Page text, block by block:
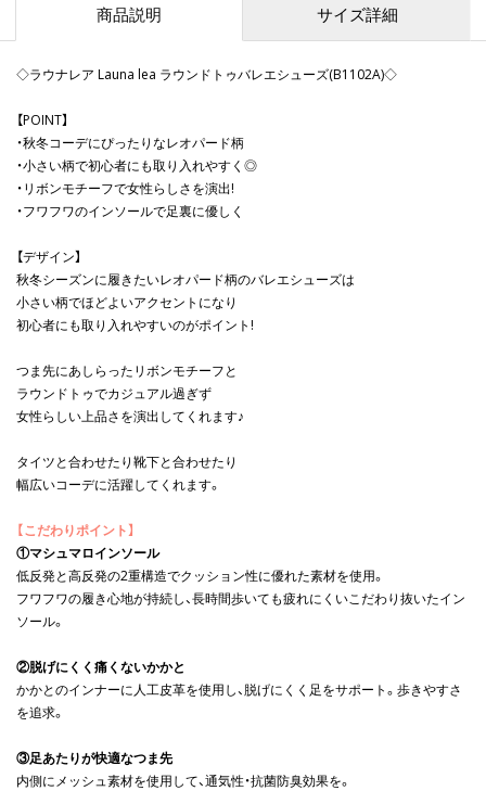
商品説明 サイズ詳細
◇ラウナレア Launa lea ラウンドトゥバレエシューズ(B1102A)◇
【POINT】
・秋冬コーデにぴったりなレオパード柄
・小さい柄で初心者にも取り入れやすく◎
・リボンモチーフで女性らしさを演出!
・フワフワのインソールで足裏に優しく
【デザイン】
秋冬シーズンに履きたいレオパード柄のバレエシューズは
小さい柄でほどよいアクセントになり
初心者にも取り入れやすいのがポイント!
つま先にあしらったリボンモチーフと
ラウンドトゥでカジュアル過ぎず
女性らしい上品さを演出してくれます♪
タイツと合わせたり靴下と合わせたり
幅広いコーデに活躍してくれます。
【こだわりポイント】
①マシュマロインソール
低反発と高反発の2重構造でクッション性に優れた素材を使用。
フワフワの履き心地が持続し、長時間歩いても疲れにくいこだわり抜いたイン
ソール。
②脱げにくく痛くないかかと
かかとのインナーに人工皮革を使用し、脱げにくく足をサポート。歩きやすさ
を追求。
③足あたりが快適なつま先
内側にメッシュ素材を使用して、通気性・抗菌防臭効果を。